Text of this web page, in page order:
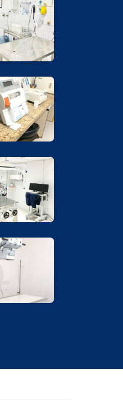
EM ANIMAIS EM
24 HORAS EM
EM GUARULHOS
24 HORAS EM
GERAL EM
EM
EM
EM
EM
GATOS